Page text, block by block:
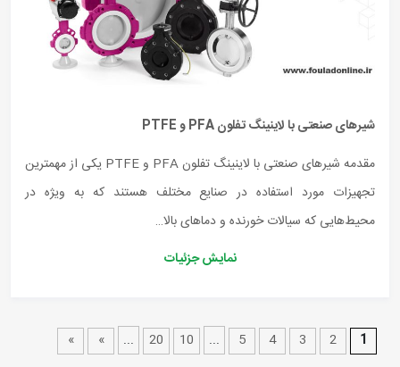
شیرهای صنعتی با لاینینگ تفلون PFA و PTFE
مقدمه شیرهای صنعتی با لاینینگ تفلون PFA و PTFE یکی از مهمترین
تجهیزات مورد استفاده در صنایع مختلف هستند که به ویژه در
محیط‌هایی که سیالات خورنده و دماهای بالا…
نمایش جزئیات
1
2
3
4
5
...
10
20
...
»
»